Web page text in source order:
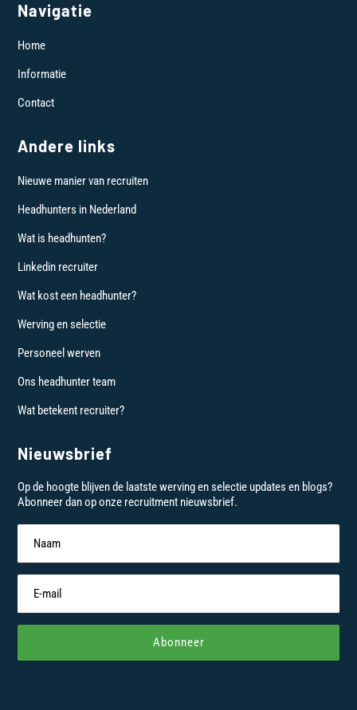
Navigatie
Home
Informatie
Contact
Andere links
Nieuwe manier van recruiten
Headhunters in Nederland
Wat is headhunten?
Linkedin recruiter
Wat kost een headhunter?
Werving en selectie
Personeel werven
Ons headhunter team
Wat betekent recruiter?
Nieuwsbrief
Op de hoogte blijven de laatste werving en selectie updates en blogs?
Abonneer dan op onze recruitment nieuwsbrief.
Abonneer